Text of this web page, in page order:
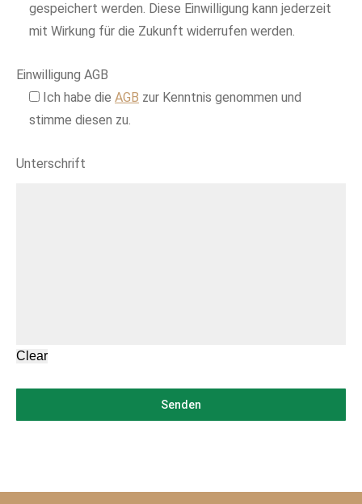
gespeichert werden. Diese Einwilligung kann jederzeit
mit Wirkung für die Zukunft widerrufen werden.
Einwilligung AGB
Ich habe die AGB zur Kenntnis genommen und
stimme diesen zu.
Unterschrift